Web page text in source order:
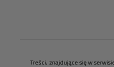
Treści, znajdujące się w